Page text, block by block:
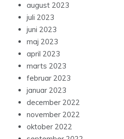
august 2023
juli 2023
juni 2023
maj 2023
april 2023
marts 2023
februar 2023
januar 2023
december 2022
november 2022
oktober 2022